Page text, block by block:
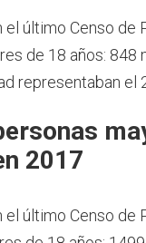
el último Censo de
de 18 años: 848
representaban el
2017
el último Censo de